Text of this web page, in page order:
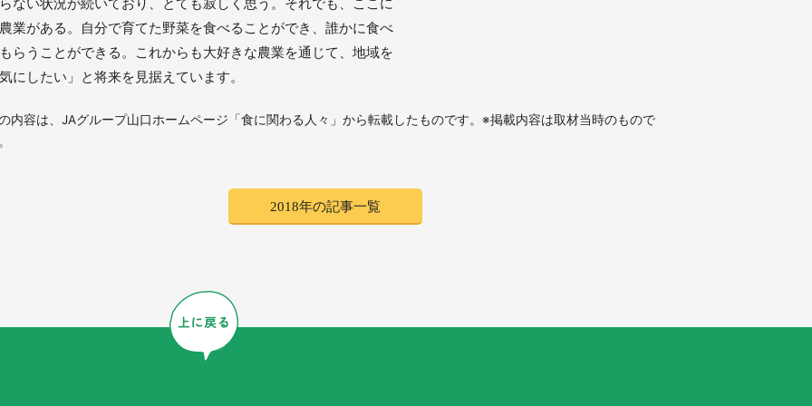
業がある。自分で育てた野菜を食べることができ、誰かに食べ
らうことができる。これからも大好きな農業を通じて、地域を
にしたい」と将来を見据えています。
内容は、JAグループ山口ホームページ「食に関わる人々」から転載したものです。※掲載内容は取材当時のもので
2018年の記事一覧